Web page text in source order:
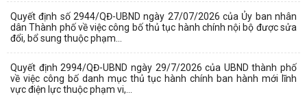
Quyết định số 2944/QĐ-UBND ngày 27/07/2026 của Ủy ban nhân
dân Thành phố về việc công bố thủ tục hành chính nội bộ được sửa
đổi, bổ sung thuộc phạm...
Quyết định 2994/QĐ-UBND ngày 29/7/2026 của UBND thành phố
về việc công bố danh mục thủ tục hành chính ban hành mới lĩnh
vực điện lực thuộc phạm vi,...